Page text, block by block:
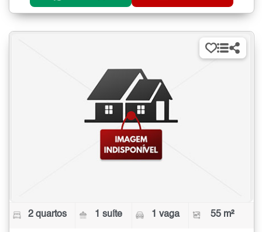
2 quartos 1 suíte 1 vaga 55 m²